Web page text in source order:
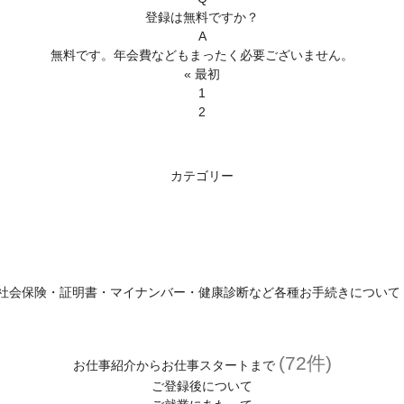
登録は無料ですか？
A
無料です。年会費などもまったく必要ございません。
« 最初
1
2
カテゴリー
会保険・証明書・マイナンバー・健康診断など各種お手続きについて
お仕事紹介からお仕事スタートまで (72件)
ご登録後について